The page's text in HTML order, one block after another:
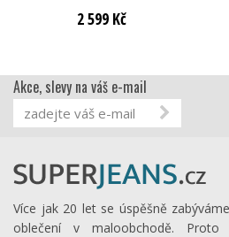
2 599 Kč
Akce, slevy na váš e-mail
Více jak 20 let se úspěšně
oblečení v maloobchodě.